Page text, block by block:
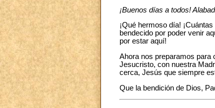
¡Buenos días a todos!
¡Qué hermoso día!
bendecido por poder venir
por estar aquí!
Ahora nos preparamos para
Jesucristo, con nuestra
cerca, Jesús que siempre
Que la bendición de Dios,